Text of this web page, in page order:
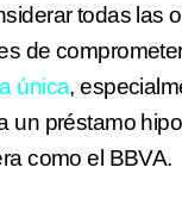
todas las
de
única,
un préstamo
como el BBVA.